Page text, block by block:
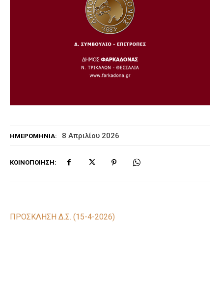
ΗΜΕΡΟΜΗΝΊΑ: 8 Απριλίου 2026
ΚΟΙΝΟΠΟΊΗΣΗ:
ΠΡΟΣΚΛΗΣΗ Δ.Σ. (15-4-2026)